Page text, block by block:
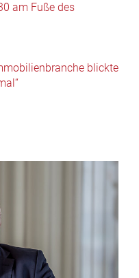
am Fuße des
blickte